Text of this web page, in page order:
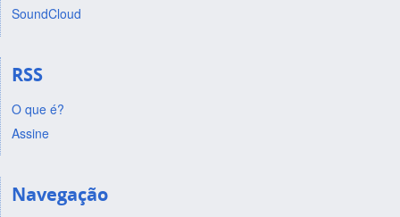
SoundCloud
RSS
O que é?
Assine
Navegação